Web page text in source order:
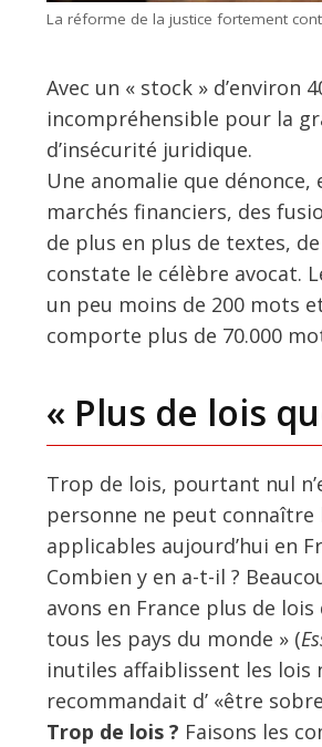
La réforme de la justice fortement
Avec un « stock »
incompréhensible pour la
d’insécurité juridique.
Une anomalie que
marchés financiers, des
de plus en plus de textes,
constate le célèbre avocat.
un peu moins de 200 mots
comporte plus de 70.000
« Plus de lois
Trop de lois, pourtant nul
personne ne peut connaître
applicables aujourd’hui en
Combien y en a-t-il ?
avons en France plus de
tous les pays du monde » (
inutiles affaiblissent les lois
recommandait d’ «être
Trop de lois ? Faisons les